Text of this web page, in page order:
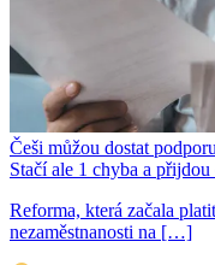
Češi můžou dostat
Stačí ale 1 chyba a přijdou
Reforma, která začala
nezaměstnanosti na […]